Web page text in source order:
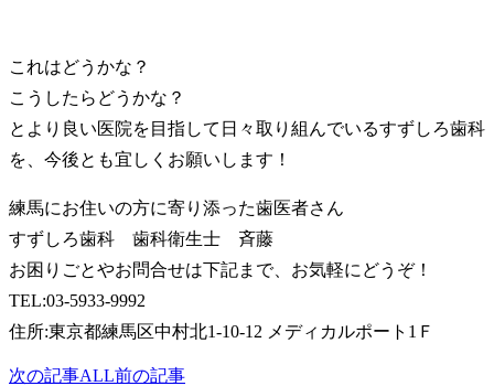
これはどうかな？
こうしたらどうかな？
とより良い医院を目指して日々取り組んでいるすずしろ歯科
を、今後とも宜しくお願いします！
練馬にお住いの方に寄り添った歯医者さん
すずしろ歯科 歯科衛生士 斉藤
お困りごとやお問合せは下記まで、お気軽にどうぞ！
TEL:03-5933-9992
住所:東京都練馬区中村北1-10-12 メディカルポート1Ｆ
次の記事ALL前の記事